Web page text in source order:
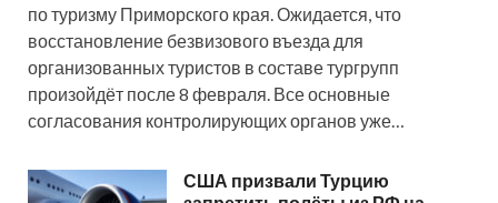
по туризму Приморского края. Ожидается, что
восстановление безвизового въезда для
организованных туристов в составе тургрупп
произойдёт после 8 февраля. Все основные
согласования контролирующих органов уже…
США призвали Турцию